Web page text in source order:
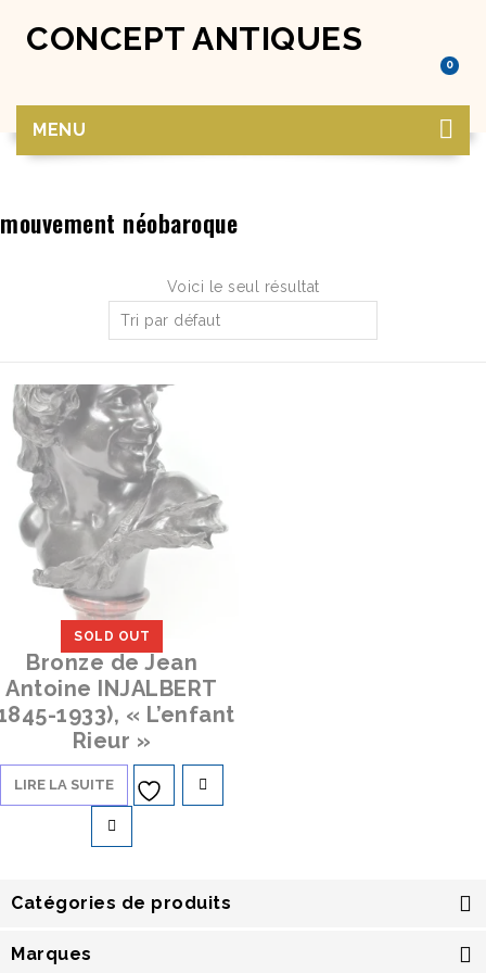
CONCEPT ANTIQUES
0
MENU
mouvement néobaroque
Voici le seul résultat
Tri par défaut
SOLD OUT
Bronze de Jean
Antoine INJALBERT
1933), « L’enfant
Rieur »
LIRE LA SUITE
Catégories de produits
Marques